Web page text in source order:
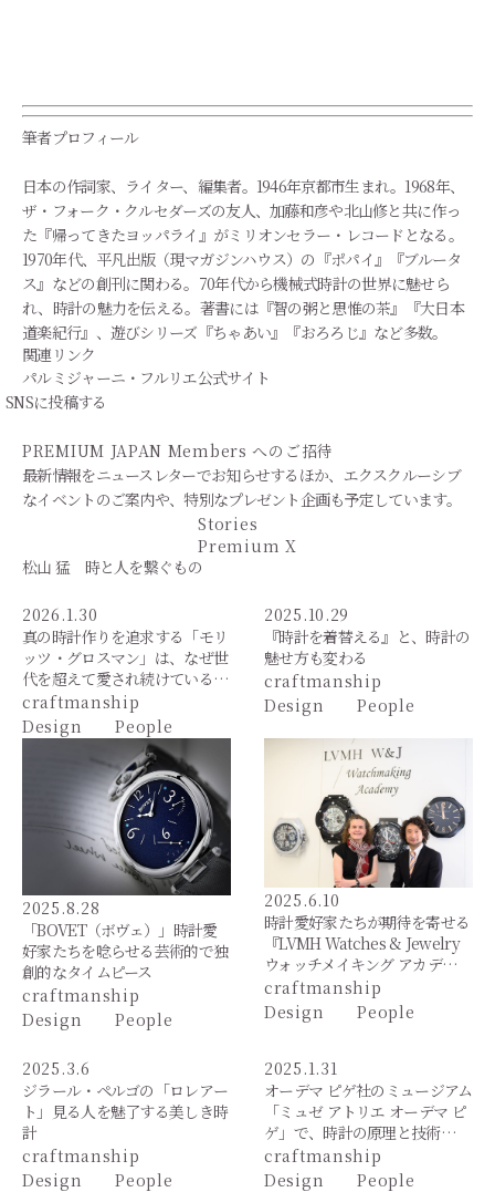
筆者プロフィール
日本の作詞家、ライター、編集者。1946年京都市生まれ。1968年、
ザ・フォーク・クルセダーズの友人、加藤和彦や北山修と共に作っ
た『帰ってきたヨッパライ』がミリオンセラー・レコードとなる。
1970年代、平凡出版（現マガジンハウス）の『ポパイ』『ブルータ
ス』などの創刊に関わる。70年代から機械式時計の世界に魅せら
れ、時計の魅力を伝える。著書には『智の粥と思惟の茶』『大日本
道楽紀行』、遊びシリーズ『ちゃあい』『おろろじ』など多数。
関連リンク
パルミジャーニ・フルリエ公式サイト
SNSに投稿する
PREMIUM JAPAN Members へのご招待
最新情報をニュースレターでお知らせするほか、エクスクルーシブ
なイベントのご案内や、特別なプレゼント企画も予定しています。
Stories
Premium X
松山 猛 時と人を繋ぐもの
2026.1.30
真の時計作りを追求する「モリ
ッツ・グロスマン」は、なぜ世
代を超えて愛され続けている…
craftmanship
Design
People
2025.10.29
『時計を着替える』と、時計の
魅せ方も変わる
craftmanship
Design
People
2025.8.28
「BOVET（ボヴェ）」時計愛
好家たちを唸らせる芸術的で独
創的なタイムピース
craftmanship
Design
People
2025.6.10
時計愛好家たちが期待を寄せる
『LVMH Watches & Jewelry
ウォッチメイキング アカデ…
craftmanship
Design
People
2025.3.6
ジラール・ペルゴの「ロレアー
ト」見る人を魅了する美しき時
計
craftmanship
Design
People
2025.1.31
オーデマ ピゲ社のミュージアム
「ミュゼ アトリエ オーデマ ピ
ゲ」で、時計の原理と技術…
craftmanship
Design
People